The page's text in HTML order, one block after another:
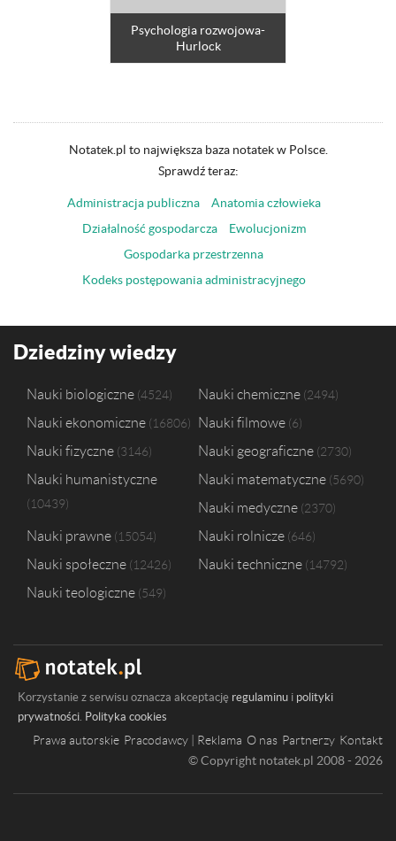
Psychologia rozwojowa-
Hurlock
Notatek.pl to największa baza notatek w Polsce.
Sprawdź teraz:
Administracja publiczna
Anatomia człowieka
Działalność gospodarcza
Ewolucjonizm
Gospodarka przestrzenna
Kodeks postępowania administracyjnego
Dziedziny wiedzy
Nauki biologiczne 4524 Nauki chemiczne 2494
Nauki ekonomiczne 16806 Nauki filmowe 6
Nauki fizyczne 3146 Nauki geograficzne 2730
Nauki humanistyczne
10439
Nauki matematyczne 5690
Nauki medyczne 2370
Nauki prawne 15054 Nauki rolnicze 646
Nauki społeczne 12426 Nauki techniczne 14792
Nauki teologiczne 549
Korzystanie z serwisu oznacza akceptację regulaminu i polityki
prywatności Polityka cookies
Prawa autorskie Pracodawcy | Reklama O nas Partnerzy Kontakt
© Copyright notatek.pl 2008 - 2026